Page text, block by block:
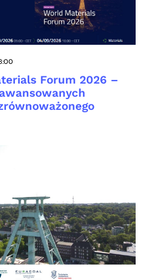
Forum 2026 –